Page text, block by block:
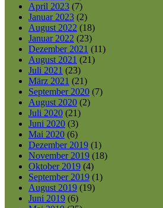
April 2023 (7)
Januar 2023 (2)
August 2022 (18)
Januar 2022 (23)
Dezember 2021 (11)
August 2021 (21)
Juli 2021 (23)
März 2021 (21)
September 2020 (7)
August 2020 (2)
Juli 2020 (21)
Juni 2020 (3)
Mai 2020 (6)
Dezember 2019 (1)
November 2019 (18)
Oktober 2019 (4)
September 2019 (1)
August 2019 (19)
Juni 2019 (6)